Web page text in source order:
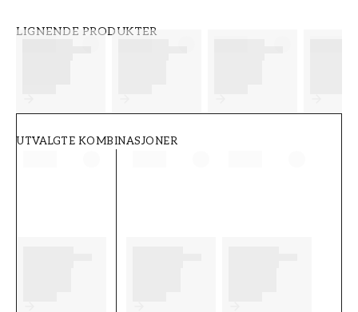
LIGNENDE PRODUKTER
UTVALGTE KOMBINASJONER